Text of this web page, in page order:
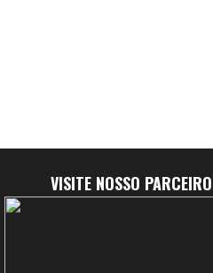
VISITE NOSSO PARCEIRO